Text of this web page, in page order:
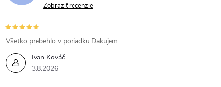
Zobraziť recenzie
Ivan Kováč
3.8.2026
Všetko prebehlo v poriadku.Dakujem